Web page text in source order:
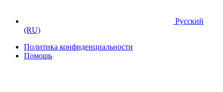
Русский
(RU)
Политика конфиденциальности
Помощь